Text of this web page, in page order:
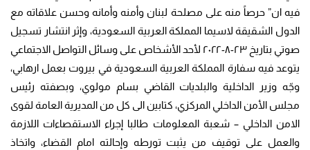
فيه ان” حرصاً منه على مصلحة لبنان وأمنه وأمانه وحسن علاقاته مع
الدول الشقيقة لاسيما المملكة العربية السعودية، وإثر انتشار تسجيل
صوتي بتاريخ ٢٣-٨-٢٠٢٢ لأحد الأشخاص على وسائل التواصل الاجتماعي
يتوعد فيه سفارة المملكة العربية السعودية في بيروت بعمل ارهابي،
وجّه وزير الداخلية والبلديات القاضي بسام مولوي، وبصفته رئيس
مجلس الأمن الداخلي المركزي، كتابين الى كل من المديرية العامة لقوى
الامن الداخلي – شعبة المعلومات طالبا إجراء الاستقصاءات اللازمة
والعمل على توقيف من يثبت تورطه وإحالته امام القضاء، واتخاذ